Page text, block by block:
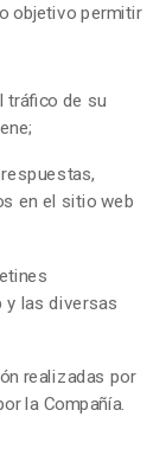
objetivo permitir
tráfico de su
en el sitio web
y las diversas
realizadas por
la Compañía.